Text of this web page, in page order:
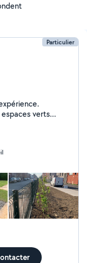
Particulier
verts
du client.
savoir-faire a